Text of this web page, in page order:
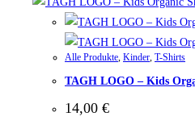
Alle Produkte Kinder T-Shirts
TAGH LOGO – Kids
14,00 €